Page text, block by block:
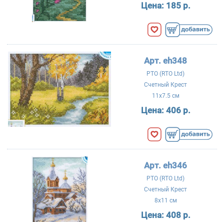
Цена: 185 р.
Арт. eh348
РТО (RTO Ltd)
Счетный Крест
11x7.5 см
Цена: 406 р.
Арт. eh346
РТО (RTO Ltd)
Счетный Крест
8x11 см
Цена: 408 р.